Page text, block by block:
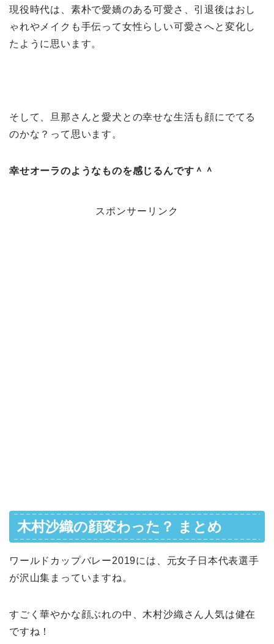
現役時代は、素朴で愛嬌のある可愛さ、引退後はおし
ゃれやメイクも手伝って女性らしい可愛さへと変化し
たように思います。
そして、旦那さんと愛犬との幸せな生活も顔にでてる
のかな？って思います。
幸せオーラのようなものを感じるんです＾＾
スポンサーリンク
木村沙織の顔変わった？ まとめ
ワールドカップバレー2019には、元女子日本代表選手
が沢山集まっていますね。
すごく華やかな顔ぶれの中、木村沙織さん人気は健在
ですね！